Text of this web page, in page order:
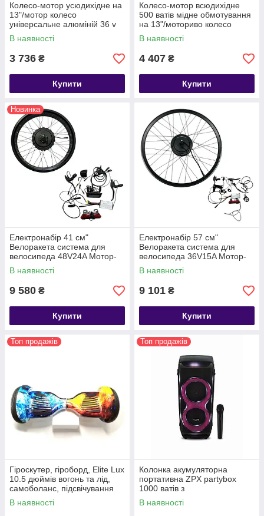
Колесо-мотор усюдихідне на
13"/мотор колесо
універсальне алюміній 36 v
В наявності
3 736 ₴
Купити
Колесо-мотор всюдихідне
500 ватів мідне обмотування
на 13"/моториво колесо
універсальне 36 v
В наявності
4 407 ₴
Купити
Новинка
Електронабір 41 см"
Велоракета система для
велосипеда 48V24A Мотор-
колесо 500 Вт
В наявності
9 580 ₴
Купити
Електронабір 57 см"
Велоракета система для
велосипеда 36V15A Мотор-
колесо 350 Вт
В наявності
9 101 ₴
Купити
Топ продажів
Гіроскутер, гіроборд, Elite Lux
10.5 дюймів вогонь та лід,
самоболанс, підсвічування
коліс
В наявності
Топ продажів
Колонка акумуляторна
портативна ZPX partybox
1000 ватів з
радіомікрофоном
(USB/BT/FM/TWS)
В наявності